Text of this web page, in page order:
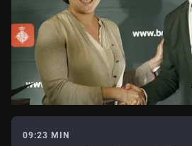
09:23 MIN